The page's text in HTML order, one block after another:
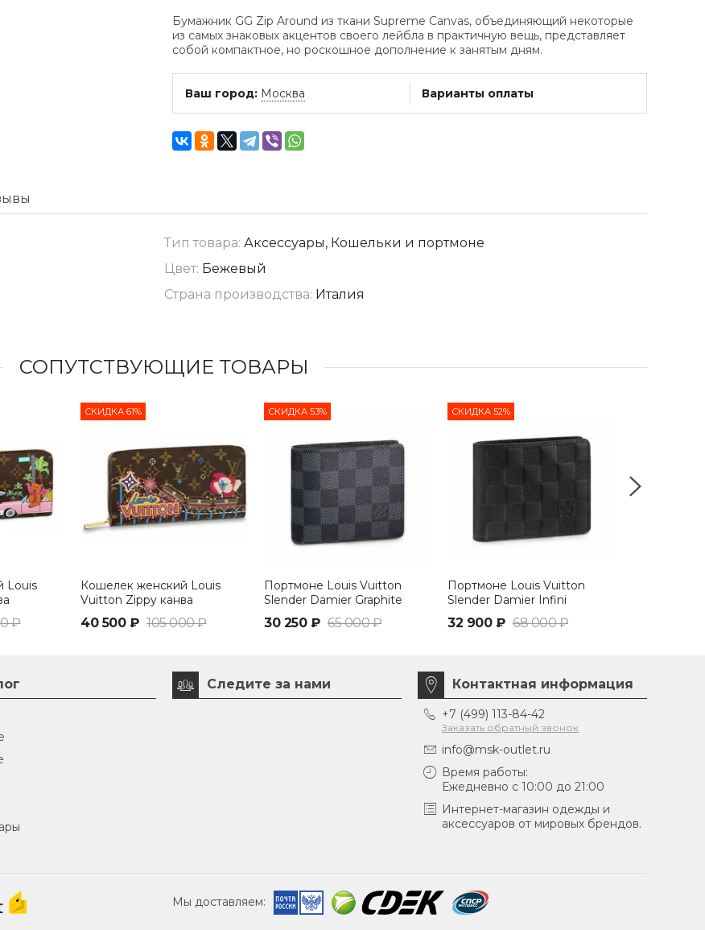
Бумажник GG Zip Around из ткани Supreme Canvas, объединяющий некоторые
из самых знаковых акцентов своего лейбла в практичную вещь, представляет
собой компактное, но роскошное дополнение к занятым дням.
Ваш город: Москва Варианты оплаты
Тип товара: Аксессуары, Кошельки и портмоне
Цвет: Бежевый
Страна производства: Италия
СОПУТСТВУЮЩИЕ ТОВАРЫ
Louis
₽
СКИДКА 61%
Кошелек женский Louis
Vuitton Zippy канва
Monogram коричневый/
вишневый
40 500 ₽ 105 000 ₽
СКИДКА 53%
Портмоне Louis Vuitton
Slender Damier Graphite
30 250 ₽ 65 000 ₽
СКИДКА 52%
Портмоне Louis Vuitton
Slender Damier Infini
32 900 ₽ 68 000 ₽
Следите за нами Контактная информация
+7 (499) 113-84-42
Заказать обратный звонок
info@msk-outlet.ru
Время работы:
Ежедневно с 10:00 до 21:00
Интернет-магазин одежды и
аксессуаров от мировых брендов.
Мы доставляем: